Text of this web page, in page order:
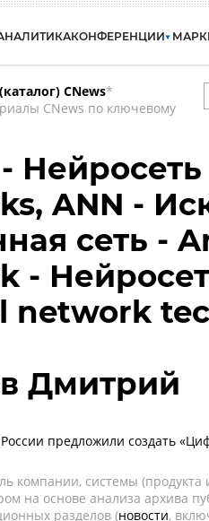
КОНФЕРЕНЦИИ
CNews*
CNews по ключевому
ANN -
сеть -
-
network
Дмитрий
предложили создать
компании, системы (продукта
на основе анализа архива
разделов (новости,